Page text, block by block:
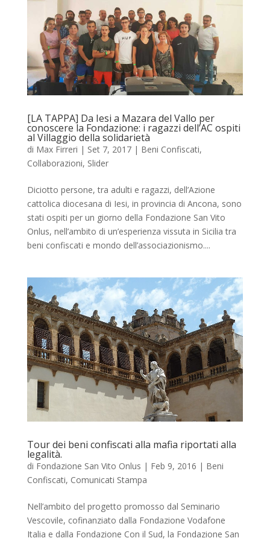
[LA TAPPA] Da Iesi a Mazara del Vallo per
conoscere la Fondazione: i ragazzi dell’AC ospiti
al Villaggio della solidarietà
di Max Firreri | Set 7, 2017| Beni Confiscati,
Collaborazioni, Slider
Diciotto persone, tra adulti e ragazzi, dell’Azione
cattolica diocesana di Iesi, in provincia di Ancona, sono
stati ospiti per un giorno della Fondazione San Vito
Onlus, nell’ambito di un’esperienza vissuta in Sicilia tra
beni confiscati e mondo dell’associazionismo....
Tour dei beni confiscati alla mafia riportati alla
legalità.
di Fondazione San Vito Onlus | Feb 9, 2016 | Beni
Confiscati, Comunicati Stampa
Nell’ambito del progetto promosso dal Seminario
Vescovile, cofinanziato dalla Fondazione Vodafone
Italia e dalla Fondazione Con il Sud, la Fondazione San